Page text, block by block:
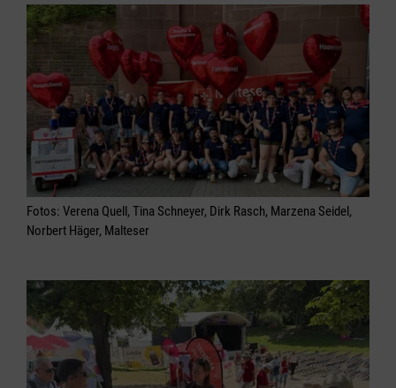
Fotos: Verena Quell, Tina Schneyer, Dirk Rasch, Marzena Seidel,
Norbert Häger, Malteser